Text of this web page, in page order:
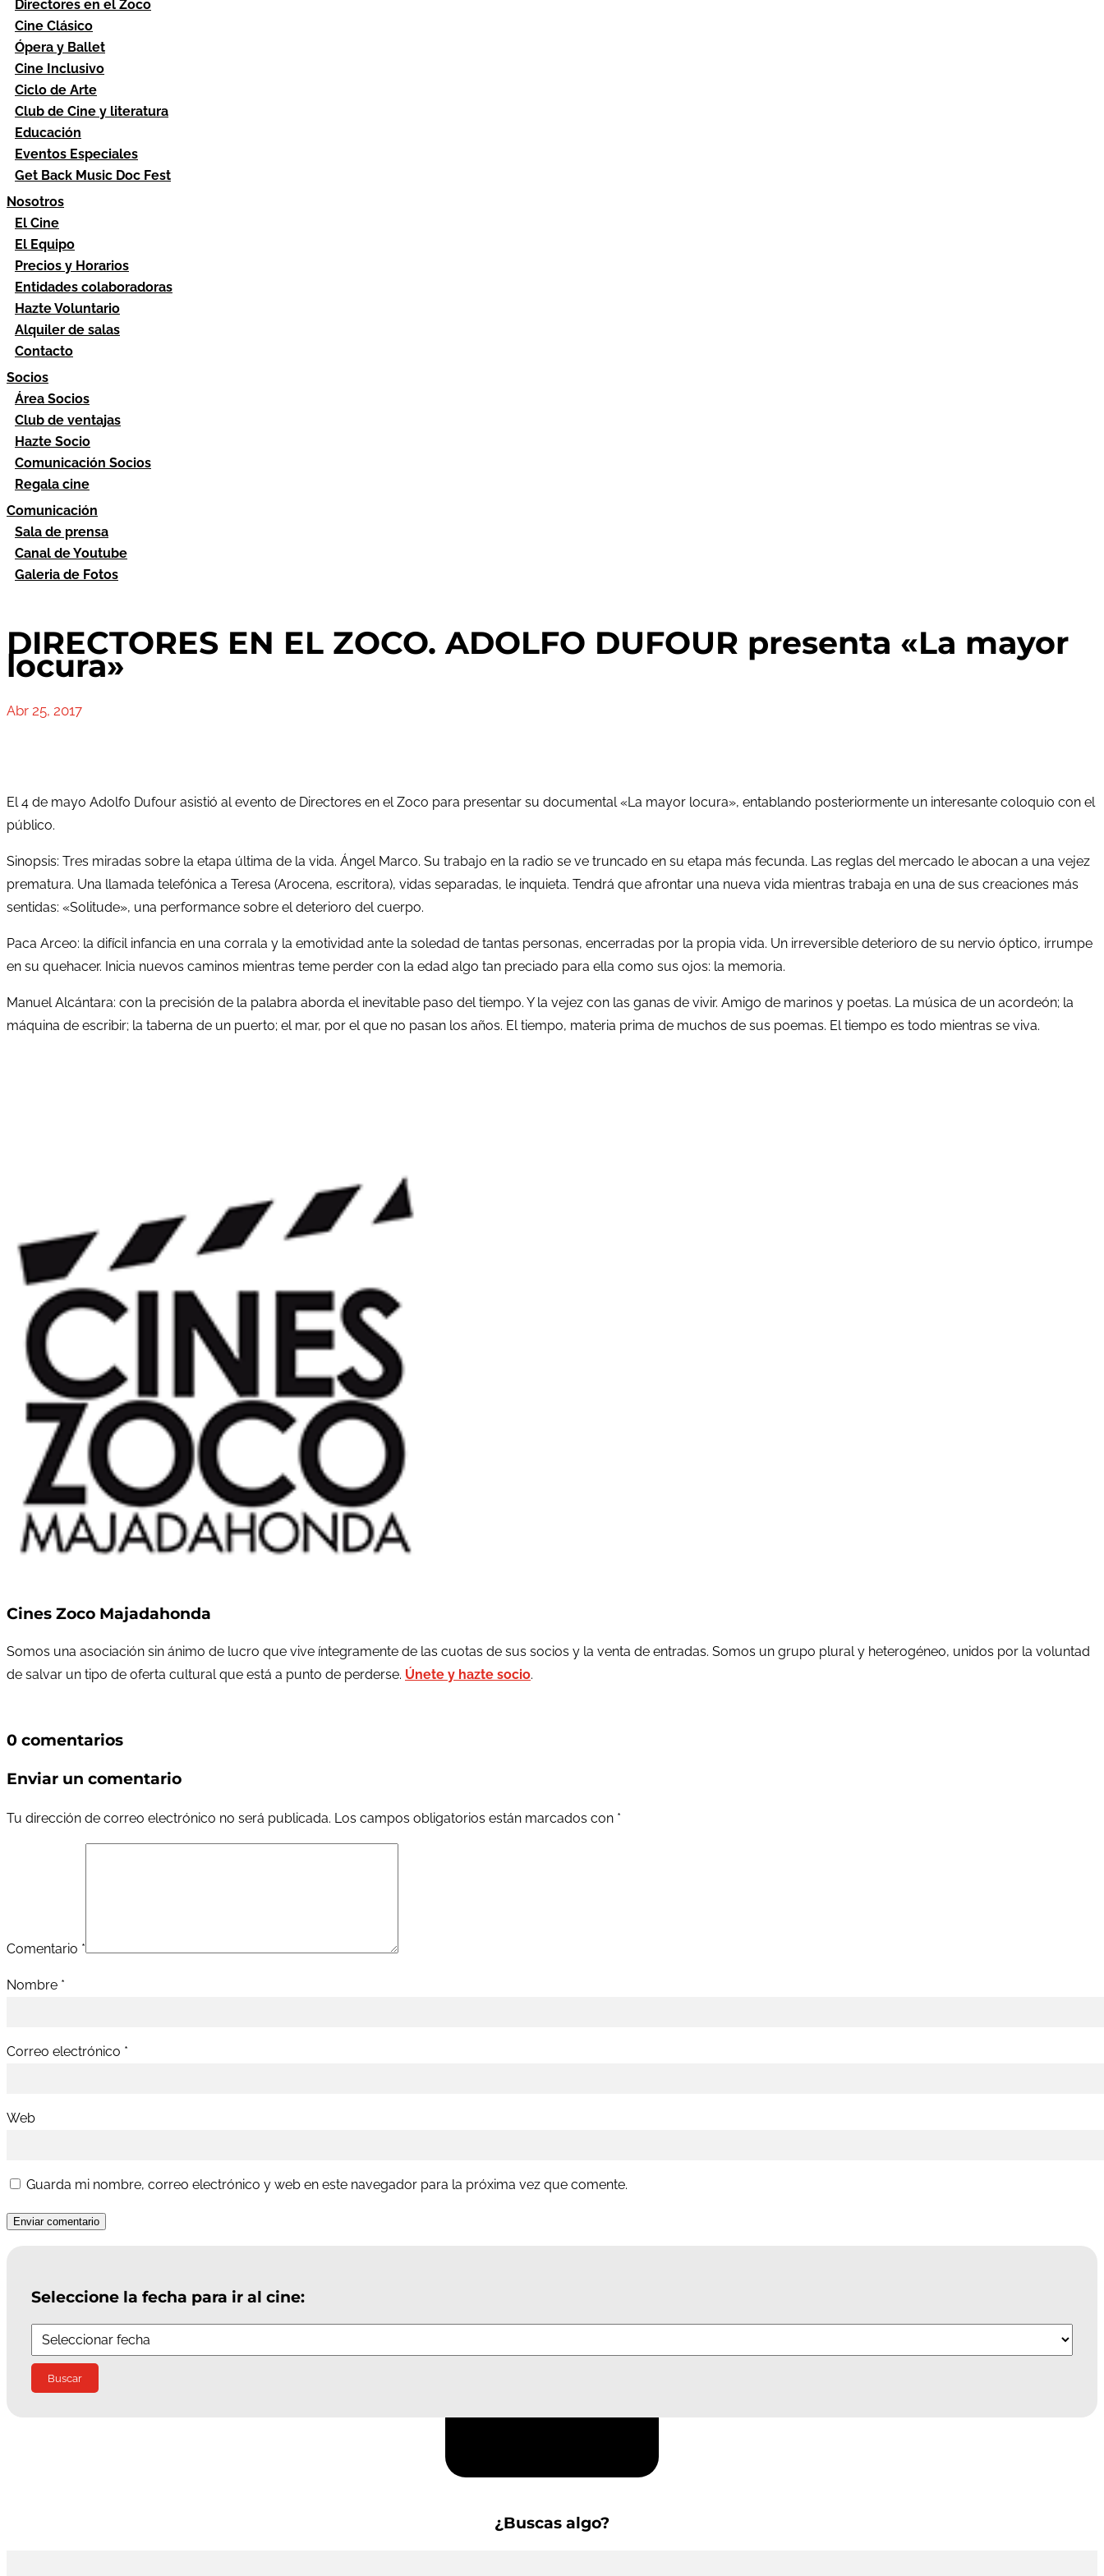
Directores en el Zoco
Cine Clásico
Ópera y Ballet
Cine Inclusivo
Ciclo de Arte
Club de Cine y literatura
Educación
Eventos Especiales
Get Back Music Doc Fest
Nosotros
El Cine
El Equipo
Precios y Horarios
Entidades colaboradoras
Hazte Voluntario
Alquiler de salas
Contacto
Socios
Área Socios
Club de ventajas
Hazte Socio
Comunicación Socios
Regala cine
Comunicación
Sala de prensa
Canal de Youtube
Galeria de Fotos
DIRECTORES EN EL ZOCO. ADOLFO DUFOUR presenta «La mayor
locura»
Abr 25, 2017
El 4 de mayo Adolfo Dufour asistió al evento de Directores en el Zoco para presentar su documental «La mayor locura», entablando posteriormente un interesante coloquio con el
público.
Sinopsis: Tres miradas sobre la etapa última de la vida. Ángel Marco. Su trabajo en la radio se ve truncado en su etapa más fecunda. Las reglas del mercado le abocan a una vejez
prematura. Una llamada telefónica a Teresa (Arocena, escritora), vidas separadas, le inquieta. Tendrá que afrontar una nueva vida mientras trabaja en una de sus creaciones más
sentidas: «Solitude», una performance sobre el deterioro del cuerpo.
Paca Arceo: la difícil infancia en una corrala y la emotividad ante la soledad de tantas personas, encerradas por la propia vida. Un irreversible deterioro de su nervio óptico, irrumpe
en su quehacer. Inicia nuevos caminos mientras teme perder con la edad algo tan preciado para ella como sus ojos: la memoria.
Manuel Alcántara: con la precisión de la palabra aborda el inevitable paso del tiempo. Y la vejez con las ganas de vivir. Amigo de marinos y poetas. La música de un acordeón; la
máquina de escribir; la taberna de un puerto; el mar, por el que no pasan los años. El tiempo, materia prima de muchos de sus poemas. El tiempo es todo mientras se viva.
Cines Zoco Majadahonda
Somos una asociación sin ánimo de lucro que vive íntegramente de las cuotas de sus socios y la venta de entradas. Somos un grupo plural y heterogéneo, unidos por la voluntad
de salvar un tipo de oferta cultural que está a punto de perderse. Únete y hazte socio.
0 comentarios
Enviar un comentario
Tu dirección de correo electrónico no será publicada. Los campos obligatorios están marcados con *
Comentario *
Nombre *
Correo electrónico *
Web
Guarda mi nombre, correo electrónico y web en este navegador para la próxima vez que comente.
Enviar comentario
Seleccione la fecha para ir al cine:
¿Buscas algo?